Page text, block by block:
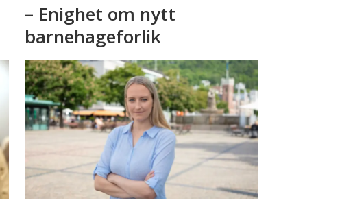
– Enighet om nytt
barnehageforlik